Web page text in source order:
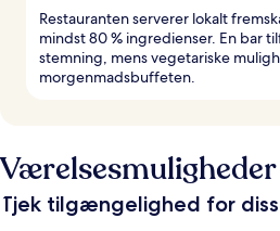
Restauranten serverer lokalt
mindst 80 % ingredienser. En bar
stemning, mens vegetariske
morgenmadsbuffeten.
Værelsesmuligheder
Tjek tilgængelighed for